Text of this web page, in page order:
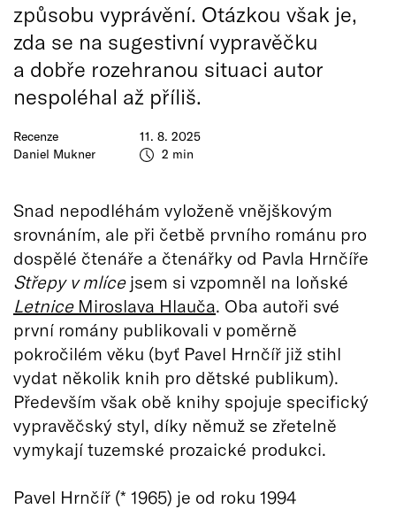
Recenze
Daniel Mukner
11. 8. 2025
2 min
způsobu vyprávění. Otázkou však je,
zda se na sugestivní vypravěčku
a dobře rozehranou situaci autor
nespoléhal až příliš.
Snad nepodléhám vyloženě vnějškovým
srovnáním, ale při četbě prvního románu pro
dospělé čtenáře a čtenářky od Pavla Hrnčíře
Střepy v mlícejsem si vzpomněl na loňské
Letnice Miroslava Hlauča. Oba autoři své
první romány publikovali v poměrně
pokročilém věku (byť Pavel Hrnčíř již stihl
vydat několik knih pro dětské publikum).
Především však obě knihy spojuje specifický
vypravěčský styl, díky němuž se zřetelně
vymykají tuzemské prozaické produkci.
Pavel Hrnčíř (* 1965) je od roku 1994